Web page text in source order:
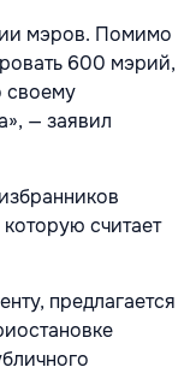
мэров. Помимо
600 мэрий,
своему
— заявил
считает
предлагается